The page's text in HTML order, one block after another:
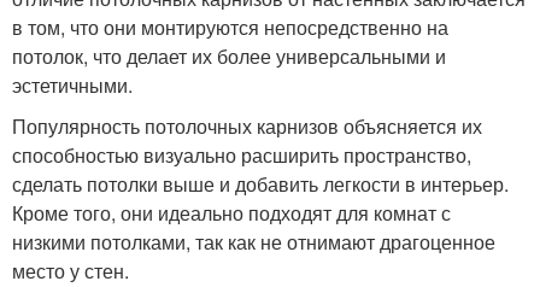
в том, что они монтируются непосредственно на
потолок, что делает их более универсальными и
эстетичными.
Популярность потолочных карнизов объясняется их
способностью визуально расширить пространство,
сделать потолки выше и добавить легкости в интерьер.
Кроме того, они идеально подходят для комнат с
низкими потолками, так как не отнимают драгоценное
место у стен.